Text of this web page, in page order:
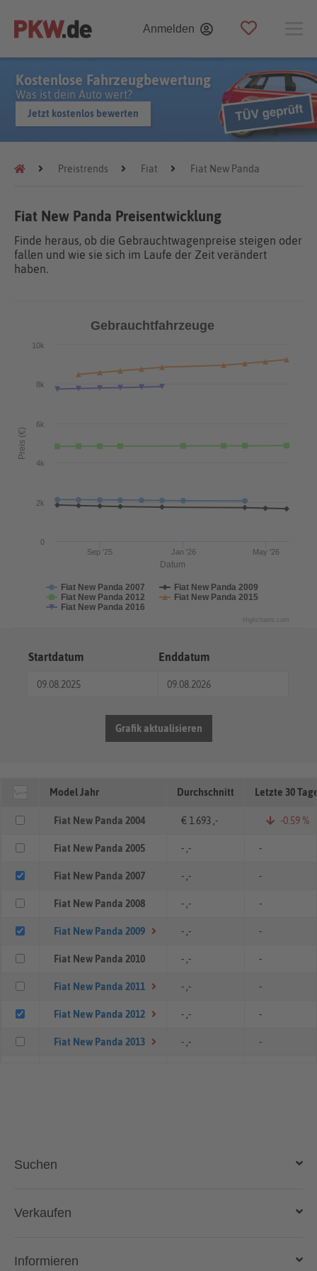
Anmelden
Kostenlose Fahrzeugbewertung
Was ist dein Auto wert?
Jetzt kostenlos bewerten
Preistrends Fiat Fiat New Panda
Fiat New Panda Preisentwicklung
Finde heraus, ob die Gebrauchtwagenpreise steigen oder
fallen und wie sie sich im Laufe der Zeit verändert
haben.
Datum
Preis (€)
Gebrauchtfahrzeuge
Fiat New Panda 2007
Fiat New Panda 2009
Fiat New Panda 2012
Fiat New Panda 2015
Fiat New Panda 2016
Jan '26
Sep '25 May '26
0
10k
2k
4k
6k
8k
Highcharts.com
Startdatum Enddatum
Grafik aktualisieren
Model Jahr Durchschnitt Letzte 30
Fiat New Panda 2004 € 1.693 ,- -0.59 %
Fiat New Panda 2005 - ,- -
Fiat New Panda 2007 - ,- -
Fiat New Panda 2008 - ,- -
Fiat New Panda 2009 - ,- -
Fiat New Panda 2010 - ,- -
Fiat New Panda 2011 - ,- -
Fiat New Panda 2012 - ,- -
Fiat New Panda 2013 - ,- -
Fiat New Panda 2019
Fiat New Panda 2023
Suchen
Auto kaufen
Verkaufen
Auto verkaufen
Informieren